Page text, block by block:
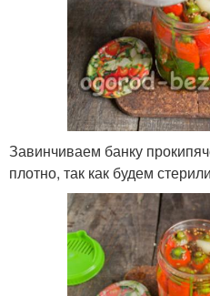
Завинчиваем банку
плотно, так как будем